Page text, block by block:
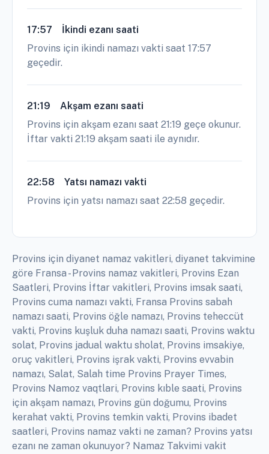
17:57
İkindi ezanı saati
Provins için ikindi namazı vakti saat 17:57
geçedir.
21:19
Akşam ezanı saati
Provins için akşam ezanı saat 21:19 geçe okunur.
İftar vakti 21:19 akşam saati ile aynıdır.
22:58
Yatsı namazı vakti
Provins için yatsı namazı saat 22:58 geçedir.
Provins için diyanet namaz vakitleri, diyanet takvimine
göre Fransa - Provins namaz vakitleri, Provins Ezan
Saatleri, Provins İftar vakitleri, Provins imsak saati,
Provins cuma namazı vakti, Fransa Provins sabah
namazı saati, Provins öğle namazı, Provins teheccüt
vakti, Provins kuşluk duha namazı saati, Provins waktu
solat, Provins jadual waktu sholat, Provins imsakiye,
oruç vakitleri, Provins işrak vakti, Provins evvabin
namazı, Salat, Salah time Provins Prayer Times,
Provins Namoz vaqtlari, Provins kıble saati, Provins
için akşam namazı, Provins gün doğumu, Provins
kerahat vakti, Provins temkin vakti, Provins ibadet
saatleri, Provins namaz vakti ne zaman? Provins yatsı
ezanı ne zaman okunuyor? Namaz Takvimi vakit